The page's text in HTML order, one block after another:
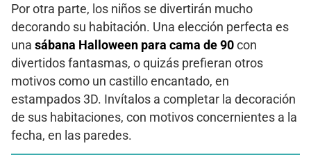
Por otra parte, los niños se divertirán mucho
decorando su habitación. Una elección perfecta es
una sábana Halloween para cama de 90 con
divertidos fantasmas, o quizás prefieran otros
motivos como un castillo encantado, en
estampados 3D. Invítalos a completar la decoración
de sus habitaciones, con motivos concernientes a la
fecha, en las paredes.